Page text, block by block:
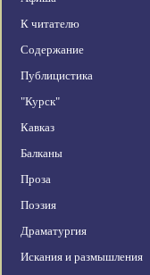
К читателю
Содержание
Публицистика
"Курск"
Кавказ
Балканы
Проза
Поэзия
Драматургия
Искания и размышления